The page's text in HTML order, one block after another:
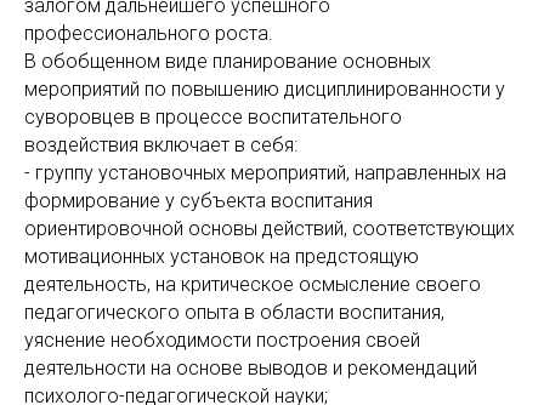
залогом дальнейшего успешного
профессионального роста.
В обобщенном виде планирование основных
мероприятий по повышению дисциплинированности у
суворовцев в процессе воспитательного
воздействия включает в себя:
- группу установочных мероприятий, направленных на
формирование у субъекта воспитания
ориентировочной основы действий, соответствующих
мотивационных установок на предстоящую
деятельность, на критическое осмысление своего
педагогического опыта в области воспитания,
уяснение необходимости построения своей
деятельности на основе выводов и рекомендаций
психолого-педагогической науки;